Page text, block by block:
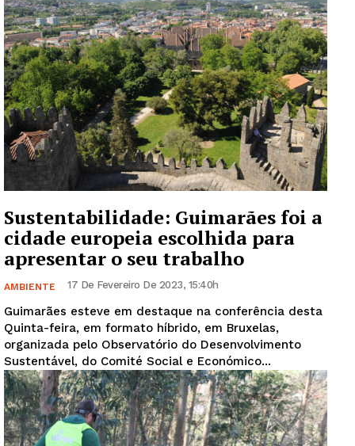
Sustentabilidade: Guimarães foi a
cidade europeia escolhida para
apresentar o seu trabalho
AMBIENTE 17 De Fevereiro De 2023, 15:40h
Guimarães esteve em destaque na conferência desta
Quinta-feira, em formato híbrido, em Bruxelas,
organizada pelo Observatório do Desenvolvimento
Sustentável, do Comité Social e Económico...